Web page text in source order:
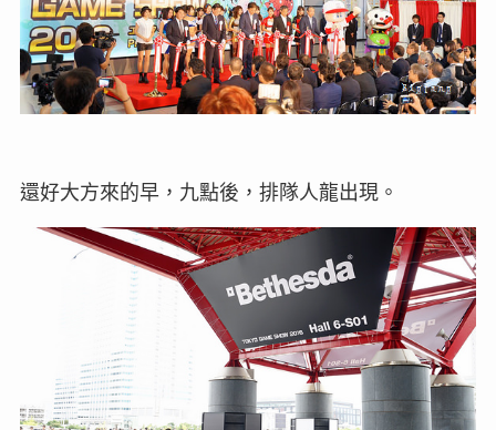
還好大方來的早，九點後，排隊人龍出現。